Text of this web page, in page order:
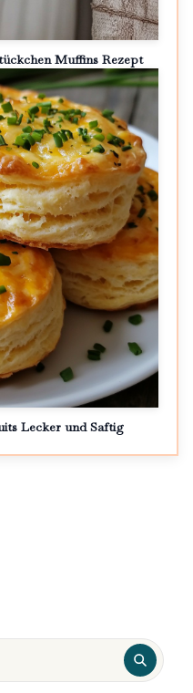
Muffins Rezept
Lecker und Saftig